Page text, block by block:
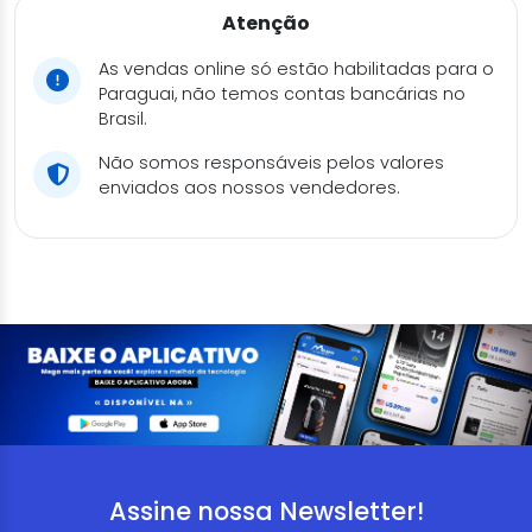
Atenção
As vendas online só estão habilitadas para o
Paraguai, não temos contas bancárias no
Brasil.
Não somos responsáveis pelos valores
enviados aos nossos vendedores.
Assine nossa Newsletter!